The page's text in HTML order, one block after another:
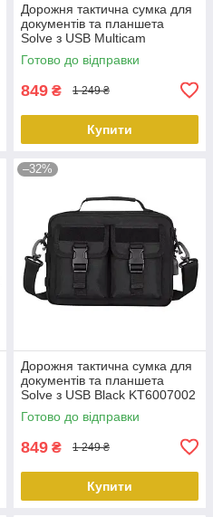
Дорожня тактична сумка для
документів та планшета
Solve з USB Multicam
KT6007006 peremogaua
Готово до відправки
849 ₴ 1 249 ₴
Купити
–32%
Дорожня тактична сумка для
документів та планшета
Solve з USB Black KT6007002
peremogaua
Готово до відправки
849 ₴ 1 249 ₴
Купити